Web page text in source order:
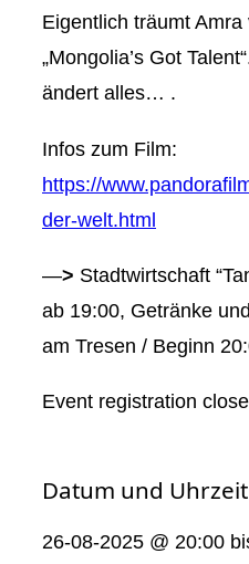
Eigentlich träumt
„Mongolia’s Got
ändert alles… .
Infos zum Film:
https://
der-welt.html
—> Stadtwirtschaft
ab 19:00, Getränke
am Tresen / Beginn
Event registration
Datum und Uhrzeit
26-08-2025 @ 20:00